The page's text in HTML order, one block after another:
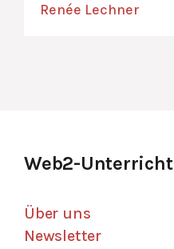
Renée Lechner
Web2-Unterricht
Über uns
Newsletter